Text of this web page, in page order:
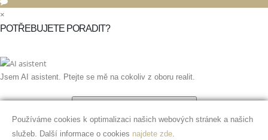
Používáme cookies k optimalizaci našich webových stránek a našich
služeb. Další informace o cookies najdete zde.
×
POTŘEBUJETE PORADIT?
Jsem AI asistent. Ptejte se mě na cokoliv z oboru realit.
Jak postupovat při podeji nemovitosti?